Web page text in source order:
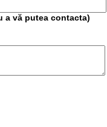
a vă putea contacta)